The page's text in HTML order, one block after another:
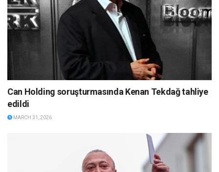
Can Holding soruşturmasında Kenan Tekdağ tahliye
edildi
MARCH 31, 2026